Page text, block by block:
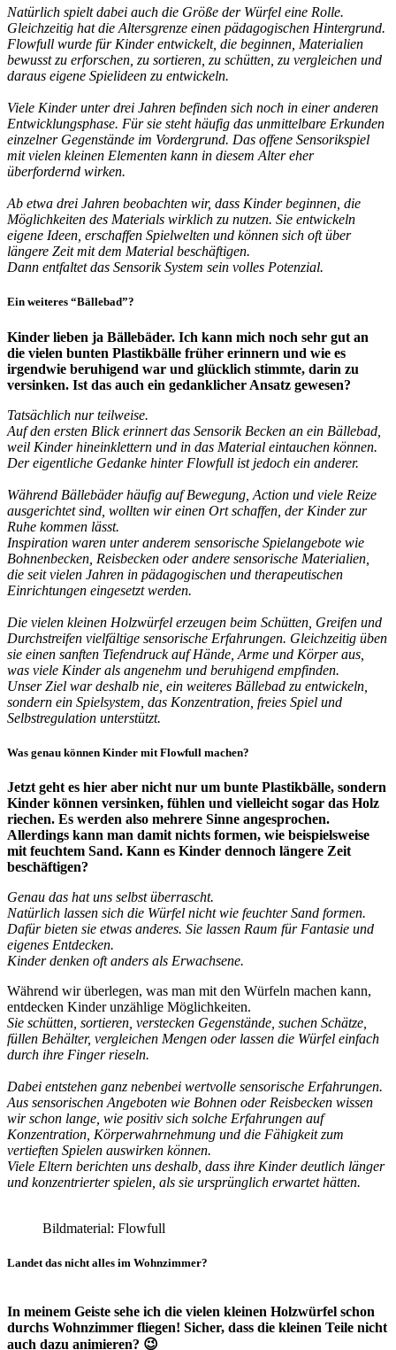
Natürlich spielt dabei auch die Größe der Würfel eine Rolle.
Gleichzeitig hat die Altersgrenze einen pädagogischen Hintergrund.
Flowfull wurde für Kinder entwickelt, die beginnen, Materialien
bewusst zu erforschen, zu sortieren, zu schütten, zu vergleichen und
daraus eigene Spielideen zu entwickeln.
Viele Kinder unter drei Jahren befinden sich noch in einer anderen
Entwicklungsphase. Für sie steht häufig das unmittelbare Erkunden
einzelner Gegenstände im Vordergrund. Das offene Sensorikspiel
mit vielen kleinen Elementen kann in diesem Alter eher
überfordernd wirken.
Ab etwa drei Jahren beobachten wir, dass Kinder beginnen, die
Möglichkeiten des Materials wirklich zu nutzen. Sie entwickeln
eigene Ideen, erschaffen Spielwelten und können sich oft über
längere Zeit mit dem Material beschäftigen.
Dann entfaltet das Sensorik System sein volles Potenzial.
Ein weiteres “Bällebad”?
Kinder lieben ja Bällebäder. Ich kann mich noch sehr gut an
die vielen bunten Plastikbälle früher erinnern und wie es
irgendwie beruhigend war und glücklich stimmte, darin zu
versinken. Ist das auch ein gedanklicher Ansatz gewesen?
Tatsächlich nur teilweise.
Auf den ersten Blick erinnert das Sensorik Becken an ein Bällebad,
weil Kinder hineinklettern und in das Material eintauchen können.
Der eigentliche Gedanke hinter Flowfull ist jedoch ein anderer.
Während Bällebäder häufig auf Bewegung, Action und viele Reize
ausgerichtet sind, wollten wir einen Ort schaffen, der Kinder zur
Ruhe kommen lässt.
Inspiration waren unter anderem sensorische Spielangebote wie
Bohnenbecken, Reisbecken oder andere sensorische Materialien,
die seit vielen Jahren in pädagogischen und therapeutischen
Einrichtungen eingesetzt werden.
Die vielen kleinen Holzwürfel erzeugen beim Schütten, Greifen und
Durchstreifen vielfältige sensorische Erfahrungen. Gleichzeitig üben
sie einen sanften Tiefendruck auf Hände, Arme und Körper aus,
was viele Kinder als angenehm und beruhigend empfinden.
Unser Ziel war deshalb nie, ein weiteres Bällebad zu entwickeln,
sondern ein Spielsystem, das Konzentration, freies Spiel und
Selbstregulation unterstützt.
Was genau können Kinder mit Flowfull machen?
Jetzt geht es hier aber nicht nur um bunte Plastikbälle, sondern
Kinder können versinken, fühlen und vielleicht sogar das Holz
riechen. Es werden also mehrere Sinne angesprochen.
Allerdings kann man damit nichts formen, wie beispielsweise
mit feuchtem Sand. Kann es Kinder dennoch längere Zeit
beschäftigen?
Genau das hat uns selbst überrascht.
Natürlich lassen sich die Würfel nicht wie feuchter Sand formen.
Dafür bieten sie etwas anderes. Sie lassen Raum für Fantasie und
eigenes Entdecken.
Kinder denken oft anders als Erwachsene.
Während wir überlegen, was man mit den Würfeln machen kann,
entdecken Kinder unzählige Möglichkeiten.
Sie schütten, sortieren, verstecken Gegenstände, suchen Schätze,
füllen Behälter, vergleichen Mengen oder lassen die Würfel einfach
durch ihre Finger rieseln.
Dabei entstehen ganz nebenbei wertvolle sensorische Erfahrungen.
Aus sensorischen Angeboten wie Bohnen oder Reisbecken wissen
wir schon lange, wie positiv sich solche Erfahrungen auf
Konzentration, Körperwahrnehmung und die Fähigkeit zum
vertieften Spielen auswirken können.
Viele Eltern berichten uns deshalb, dass ihre Kinder deutlich länger
und konzentrierter spielen, als sie ursprünglich erwartet hätten.
Bildmaterial: Flowfull
Landet das nicht alles im Wohnzimmer?
In meinem Geiste sehe ich die vielen kleinen Holzwürfel schon
durchs Wohnzimmer fliegen! Sicher, dass die kleinen Teile nicht
auch dazu animieren? 😉